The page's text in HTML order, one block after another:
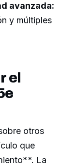
avanzada:
y múltiples
el
otros
que
La